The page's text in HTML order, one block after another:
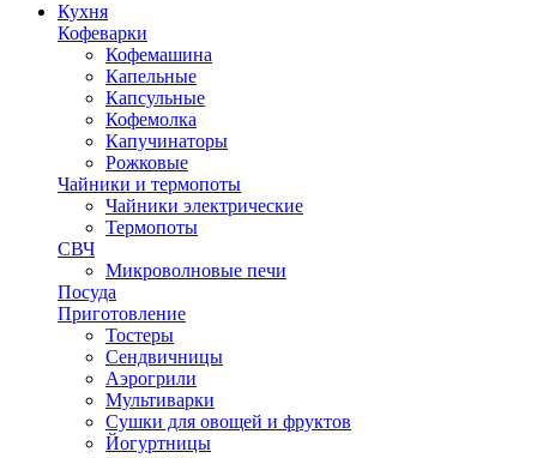
Кухня
Кофеварки
Кофемашина
Капельные
Капсульные
Кофемолка
Капучинаторы
Рожковые
Чайники и термопоты
Чайники электрические
Термопоты
СВЧ
Микроволновые печи
Посуда
Приготовление
Тостеры
Сендвичницы
Аэрогрили
Мультиварки
Сушки для овощей и фруктов
Йогуртницы